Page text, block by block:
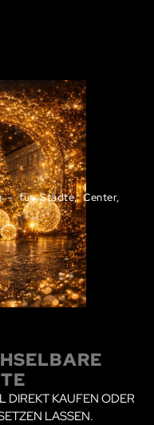
– für Städte, Center,
DIREKT KAUFEN ODER
LASSEN.